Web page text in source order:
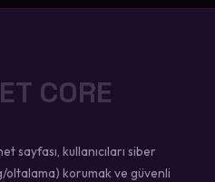
CORE
sayfası, kullanıcıları siber
oltalama) korumak ve güvenli